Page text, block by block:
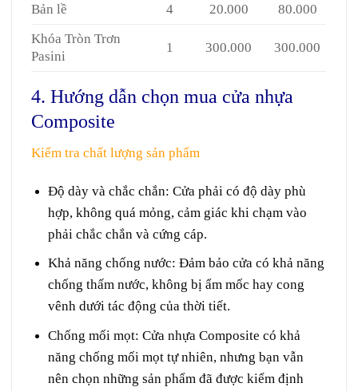
Bản lề
4 20.000
80.000
Khóa Tròn Trơn
Pasini
1 300.000 300.000
4. Hướng dẫn chọn mua cửa nhựa
Composite
Kiểm tra chất lượng sản phẩm
Độ dày và chắc chắn: Cửa phải có độ dày phù
hợp, không quá mỏng, cảm giác khi chạm vào
phải chắc chắn và cứng cáp.
Khả năng chống nước: Đảm bảo cửa có khả năng
chống thấm nước, không bị ẩm mốc hay cong
vênh dưới tác động của thời tiết.
Chống mối mọt: Cửa nhựa Composite có khả
năng chống mối mọt tự nhiên, nhưng bạn vẫn
nên chọn những sản phẩm đã được kiểm định